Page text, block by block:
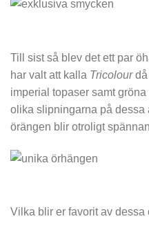
Till sist så blev det ett par
har valt att kalla Tricolour
imperial topaser samt
olika slipningarna på dessa
örängen blir otroligt
Vilka blir er favorit av dessa